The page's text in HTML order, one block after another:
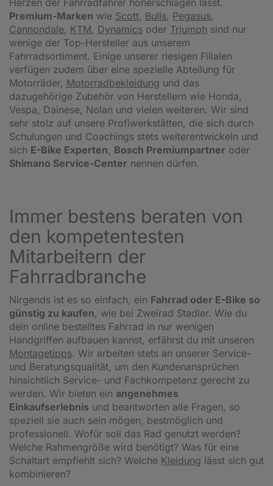
Premium-Marken wie Scott, Bulls, Pegasus,
Cannondale, KTM, Dynamics oder Triumph sind nur
wenige der Top-Hersteller aus unserem
Fahrradsortiment. Einige unserer riesigen Filialen
verfügen zudem über eine spezielle Abteilung für
Motorräder, Motorradbekleidung und das
dazugehörige Zubehör von Herstellern wie Honda,
Vespa, Dainese, Nolan und vielen weiteren. Wir sind
sehr stolz auf unsere Profiwerkstätten, die sich durch
Schulungen und Coachings stets weiterentwickeln und
sich E-Bike Experten, Bosch Premiumpartner oder
Shimano Service-Center nennen dürfen.
Immer bestens beraten von
den kompetentesten
Mitarbeitern der
Fahrradbranche
Nirgends ist es so einfach, ein Fahrrad oder E-Bike so
günstig zu kaufen, wie bei Zweirad Stadler. Wie du
dein online bestelltes Fahrrad in nur wenigen
Handgriffen aufbauen kannst, erfährst du mit unseren
Montagetipps. Wir arbeiten stets an unserer Service-
und Beratungsqualität, um den Kundenansprüchen
hinsichtlich Service- und Fachkompetenz gerecht zu
werden. Wir bieten ein angenehmes
Einkaufserlebnis und beantworten alle Fragen, so
speziell sie auch sein mögen, bestmöglich und
professionell. Wofür soll das Rad genutzt werden?
Welche Rahmengröße wird benötigt? Was für eine
Schaltart empfiehlt sich? Welche Kleidung lässt sich gut
kombinieren?